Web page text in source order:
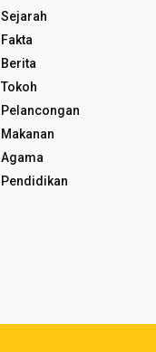
Sejarah
Fakta
Berita
Tokoh
Pelancongan
Makanan
Agama
Pendidikan